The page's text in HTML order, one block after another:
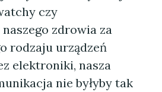
czy
zdrowia za
rodzaju urządzeń
elektroniki, nasza
nie byłyby tak